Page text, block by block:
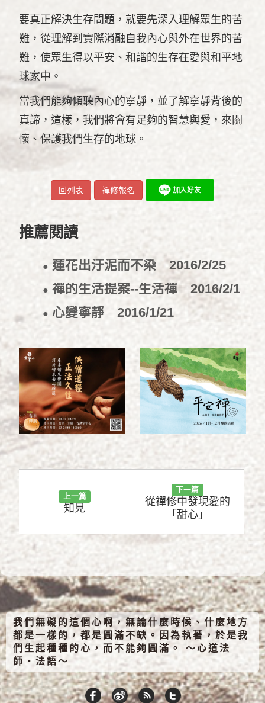
要真正解決生存問題，就要先深入理解眾生的苦
難，從理解到實際消融自我內心與外在世界的苦
難，使眾生得以平安、和諧的生存在愛與和平地
球家中。
當我們能夠傾聽內心的寧靜，並了解寧靜背後的
真諦，這樣，我們將會有足夠的智慧與愛，來關
懷、保護我們生存的地球。
回列表 禪修報名
推薦閱讀
● 蓮花出汙泥而不染2016/2/25
● 禪的生活提案--生活禪2016/2/1
● 心變寧靜 2016/1/21
上一篇
知見
下一篇
從禪修中發現愛的
「甜心」
我們無礙的這個心啊，無論什麼時候、什麼地方
都是一樣的，都是圓滿不缺。因為執著，於是我
們生起種種的心，而不能夠圓滿。 ～心道法
師‧法語～